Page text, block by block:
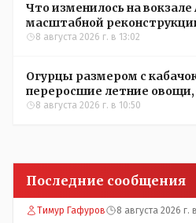
Что изменилось на
масштабной
8 августа 2026 г. в 13:02
Огурцы размером с
переросшие летние овощи,
зимой
8 августа 2026 г. в 10:50
Последние сообщения
Тимур Гафуров 8 августа 2026 г.